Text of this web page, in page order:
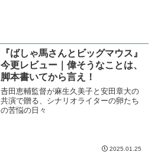
『ばしゃ馬さんとビッグマウス』
今更レビュー｜偉そうなことは、
脚本書いてから言え！
𠮷田恵輔監督が麻生久美子と安田章大の
共演で贈る、シナリオライターの卵たち
の苦悩の日々
2025.01.25